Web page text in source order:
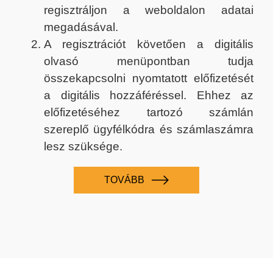
regisztráljon a weboldalon adatai
megadásával.
A regisztrációt követően a digitális
olvasó menüpontban tudja
összekapcsolni nyomtatott előfizetését
a digitális hozzáféréssel. Ehhez az
előfizetéséhez tartozó számlán
szereplő ügyfélkódra és számlaszámra
lesz szüksége.
TOVÁBB